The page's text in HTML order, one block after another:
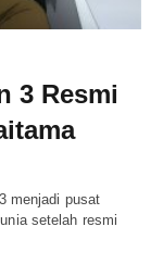
3 Resmi
menjadi pusat
setelah resmi